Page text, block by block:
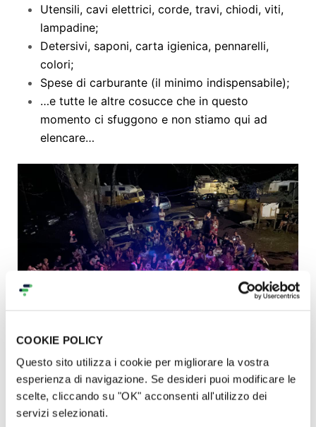
COOKIE POLICY
Questo sito utilizza i cookie per migliorare la vostra
esperienza di navigazione. Se desideri puoi modificare le
scelte, cliccando su "OK" acconsenti all'utilizzo dei
servizi selezionati.
Utensili, cavi elettrici, corde, travi, chiodi, viti,
lampadine;
Detersivi, saponi, carta igienica, pennarelli,
colori;
Spese di carburante (il minimo indispensabile);
…e tutte le altre cosucce che in questo
momento ci sfuggono e non stiamo qui ad
elencare…
Le istituzioni locali che ci ospitano riconoscono
l’importanza e il valore sociale e ambientale di ciò